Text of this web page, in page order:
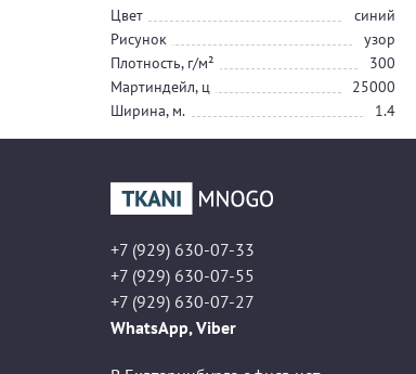
Цвет
синий
Рисунок
узор
Плотность, г/м²
300
Мартиндейл, ц
25000
Ширина, м.
1.4
+7 (929) 630-07-33
+7 (929) 630-07-55
+7 (929) 630-07-27
WhatsApp, Viber